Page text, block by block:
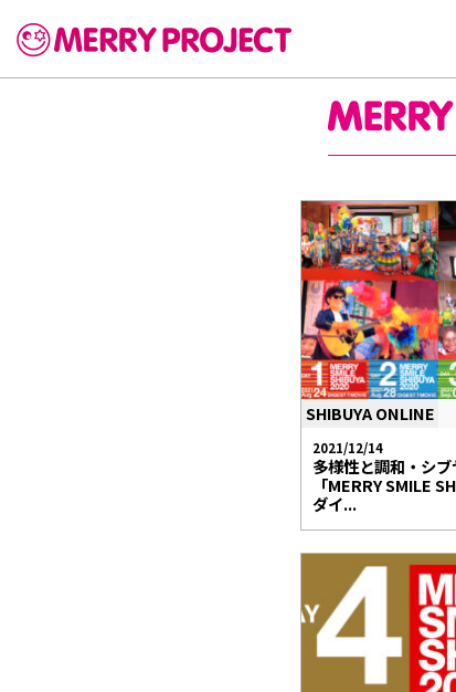
SHIBUYA ONLINE
2021/12/14
多様性と調和・シ
「MERRY SMILE
ダイ...